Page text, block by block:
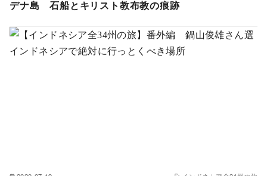
デナ島 石船とキリスト教布教の痕跡